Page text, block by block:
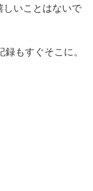
しいことはないで
もすぐそこに。